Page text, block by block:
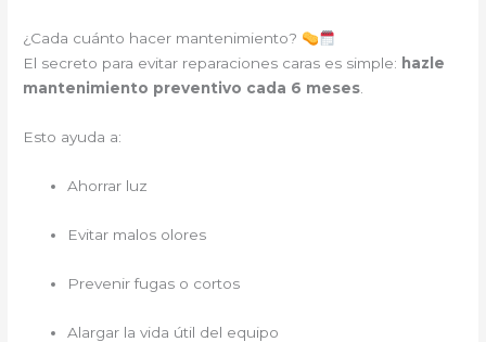
¿Cada cuánto hacer mantenimiento?
El secreto para evitar reparaciones caras es simple: hazle
mantenimiento preventivo cada 6 meses.
Esto ayuda a:
Ahorrar luz
Evitar malos olores
Prevenir fugas o cortos
Alargar la vida útil del equipo